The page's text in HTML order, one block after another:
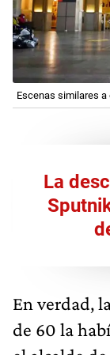
Escenas similares a
La
En verdad,
de 60 la